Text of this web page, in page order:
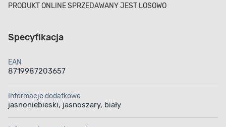
PRODUKT ONLINE SPRZEDAWANY JEST LOSOWO
Specyfikacja
EAN
8719987203657
Informacje dodatkowe
jasnoniebieski, jasnoszary, biały